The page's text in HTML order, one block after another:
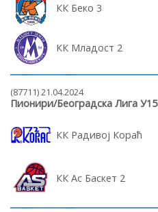
КК Беко 3
КК Младост 2
(87711) 21.04.2024
Пионири/Београдска Лига У15
КК Радивој Кораћ
КК Ас Баскет 2